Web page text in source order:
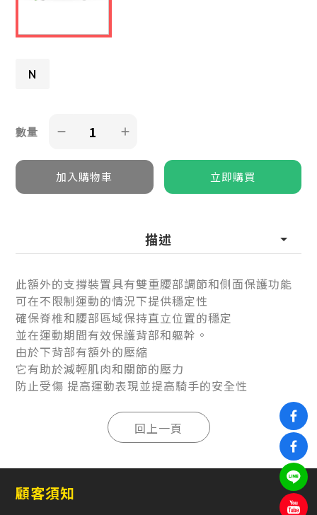
N
數量
描述
此額外的支撐裝置具有雙重腰部調節和側面保護功能
可在不限制運動的情況下提供穩定性
確保脊椎和腰部區域保持直立位置的穩定
並在運動期間有效保護背部和軀幹。
由於下背部有額外的壓縮
它有助於減輕肌肉和關節的壓力
防止受傷 提高運動表現並提高騎手的安全性
顧客須知